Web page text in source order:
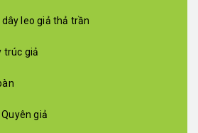
leo giả thả trần
trúc giả
giả